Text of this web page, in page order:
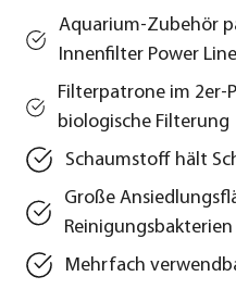
Aquarium-Zubehör
Innenfilter Power
Filterpatrone im 2er-
biologische Filterung
Schaumstoff hält
Große
Reinigungsbakterien
Mehrfach